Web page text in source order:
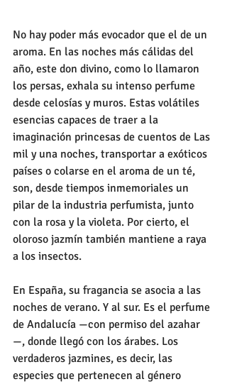
No hay poder más evocador que el de un
aroma. En las noches más cálidas del
año, este don divino, como lo llamaron
los persas, exhala su intenso perfume
desde celosías y muros. Estas volátiles
esencias capaces de traer a la
imaginación princesas de cuentos de Las
mil y una noches, transportar a exóticos
países o colarse en el aroma de un té,
son, desde tiempos inmemoriales un
pilar de la industria perfumista, junto
con la rosa y la violeta. Por cierto, el
oloroso jazmín también mantiene a raya
a los insectos.
En España, su fragancia se asocia a las
noches de verano. Y al sur. Es el perfume
de Andalucía —con permiso del azahar
—, donde llegó con los árabes. Los
verdaderos jazmines, es decir, las
especies que pertenecen al género